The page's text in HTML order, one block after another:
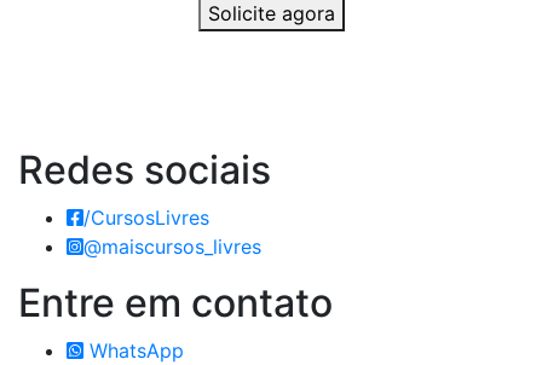
Solicite agora
Redes sociais
/CursosLivres
@maiscursos_livres
Entre em contato
WhatsApp